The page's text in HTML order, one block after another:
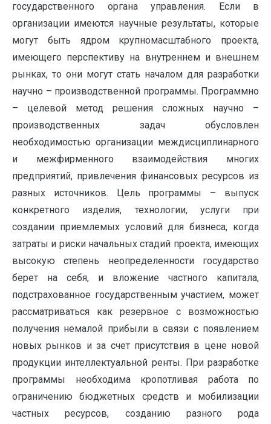
государственного органа управления. Если в
организации имеются научные результаты, которые
могут быть ядром крупномасштабного проекта,
имеющего перспективу на внутреннем и внешнем
рынках, то они могут стать началом для разработки
научно – производственной программы. Программно
– целевой метод решения сложных научно –
производственных задач обусловлен
необходимостью организации междисциплинарного
и межфирменного взаимодействия многих
предприятий, привлечения финансовых ресурсов из
разных источников. Цель программы – выпуск
конкретного изделия, технологии, услуги при
создании приемлемых условий для бизнеса, когда
затраты и риски начальных стадий проекта, имеющих
высокую степень неопределенности государство
берет на себя, и вложение частного капитала,
подстрахованное государственным участием, может
рассматриваться как резервное с возможностью
получения немалой прибыли в связи с появлением
новых рынков и за счет присутствия в цене новой
продукции интеллектуальной ренты. При разработке
программы необходима кропотливая работа по
ограничению бюджетных средств и мобилизации
частных ресурсов, созданию разного рода